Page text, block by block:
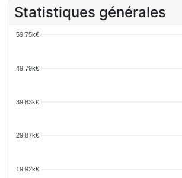
Statistiques générales
59.75k€
49.79k€
39.83k€
29.87k€
19.92k€